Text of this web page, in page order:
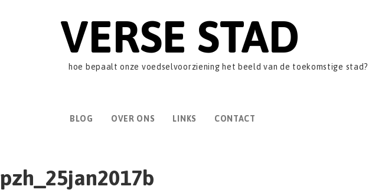
VERSE STAD
hoe bepaalt onze voedselvoorziening het beeld van de toekomstige stad?
BLOG OVER ONS LINKS CONTACT
pzh_25jan2017b